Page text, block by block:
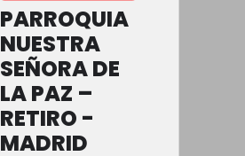
PARROQUIA
NUESTRA
SEÑORA DE
LA PAZ –
RETIRO -
MADRID